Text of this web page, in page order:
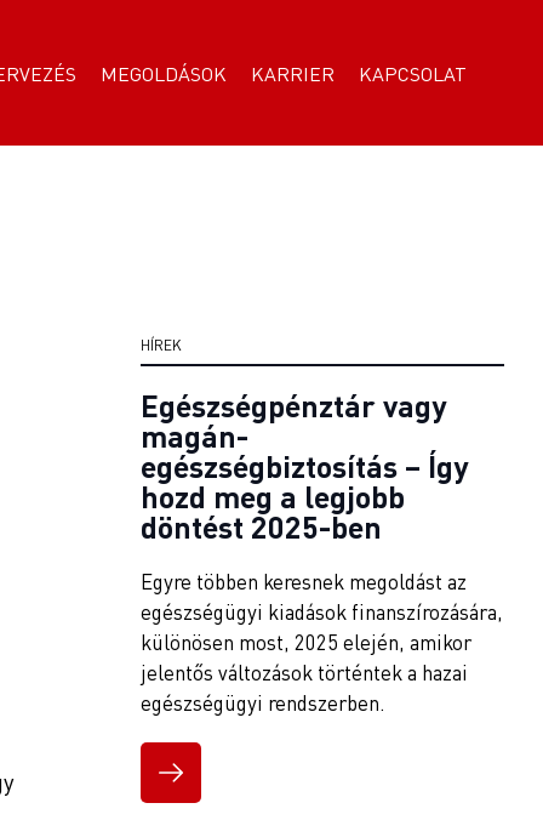
MEGOLDÁSOK KARRIER KAPCSOLAT
HÍREK
Egészségpénztár vagy
magán-
egészségbiztosítás – Így
hozd meg a legjobb
döntést 2025-ben
Egyre többen keresnek megoldást az
egészségügyi kiadások finanszírozására,
különösen most, 2025 elején, amikor
jelentős változások történtek a hazai
egészségügyi rendszerben.